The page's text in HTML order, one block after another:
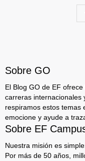
Sobre GO
El Blog GO de EF
carreras internacionales
respiramos estos temas
emocione y ayude a
Sobre EF
Nuestra misión es
Por más de 50 años,